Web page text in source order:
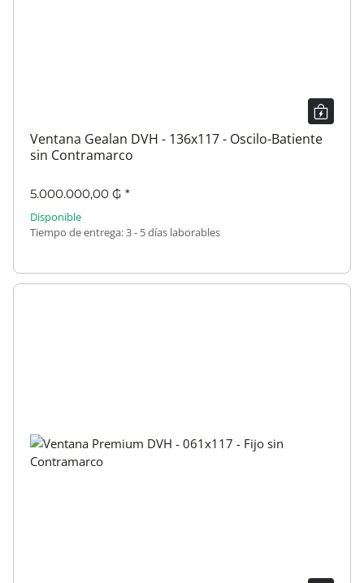
Ventana Gealan DVH - 136x117 - Oscilo-Batiente
sin Contramarco
5.000.000,00 ₲ *
Disponible
Tiempo de entrega:3 - 5 días laborables